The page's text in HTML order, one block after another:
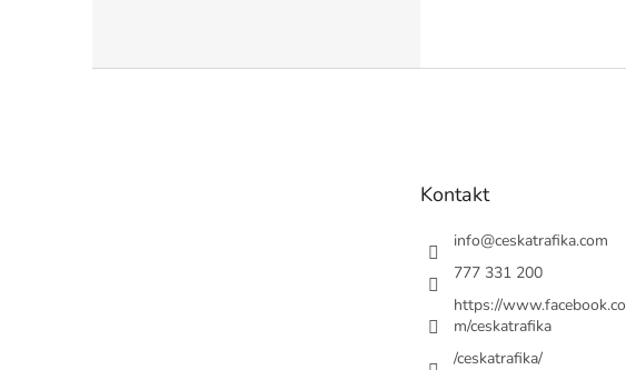
Kontakt
info@ceskatrafika.com
777 331 200
https://www.facebook.co
m/ceskatrafika
/ceskatrafika/